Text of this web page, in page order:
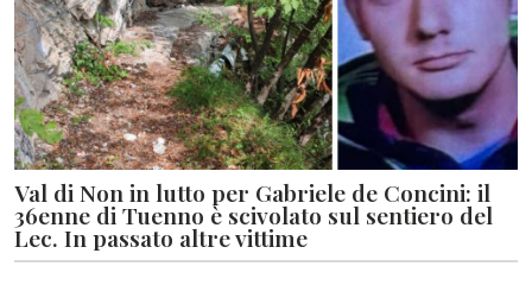
Val di Non in lutto per Gabriele de Concini: il
36enne di Tuenno è scivolato sul sentiero del
Lec. In passato altre vittime